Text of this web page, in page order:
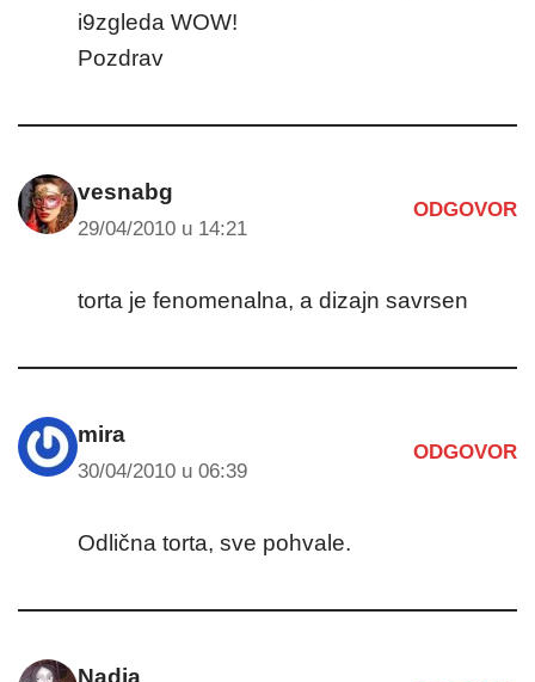
i9zgleda WOW!
Pozdrav
vesnabg
29/04/2010 u 14:21
ODGOVOR
torta je fenomenalna, a dizajn savrsen
mira
30/04/2010 u 06:39
ODGOVOR
Odlična torta, sve pohvale.
Nadja